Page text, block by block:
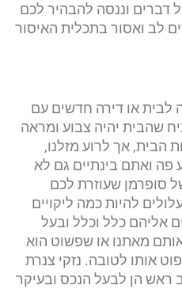
דברים וננסה להבהיר לכם
לב ואסור בתכלית האיסור
לבית או דירה חדשים עם
שהבית יהיה צבוע ומראה
הבית, אך לרוע מזלנו,
פה ואתם בינתיים גם לא
סופרמן שעוזרת לכם
להיות כמה ליקויים
אליהם כלל וכלל ובעל
מאתנו או שפשוט הוא
אותו לטובה. נזקי צנרת
ראש הן לבעל הנכס ובעיקר